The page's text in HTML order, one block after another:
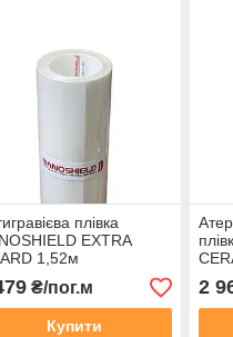
плівка
EXTRA
1,52м
₴/пог.м
Купити
2